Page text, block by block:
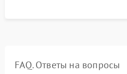
FAQ. Ответы на вопросы